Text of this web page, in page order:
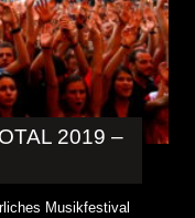
2019 –
Musikfestival